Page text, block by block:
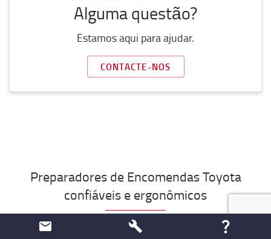
Alguma questão?
Estamos aqui para ajudar.
CONTACTE-NOS
Preparadores de Encomendas Toyota
confiáveis ​​e ergonômicos
Os preparadores de encomendas são essenciais para o